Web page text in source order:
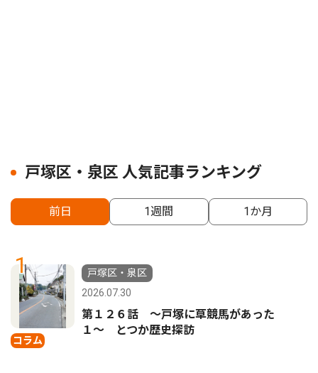
戸塚区・泉区 人気記事ランキング
前日 1週間 1か月
1
コラム
戸塚区・泉区
2026.07.30
第１２６話 〜戸塚に草競馬があった
１〜 とつか歴史探訪